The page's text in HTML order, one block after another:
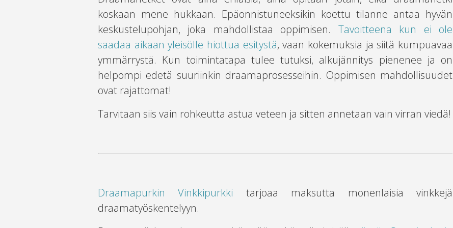
koskaan mene hukkaan. Epäonnistuneeksikin koettu tilanne antaa hyvän
keskustelupohjan, joka mahdollistaa oppimisen. Tavoitteena kun ei ole
saadaa aikaan yleisölle hiottua esitystä, vaan kokemuksia ja siitä kumpuavaa
ymmärrystä. Kun toimintatapa tulee tutuksi, alkujännitys pienenee ja on
helpompi edetä suuriinkin draamaprosesseihin. Oppimisen mahdollisuudet
ovat rajattomat!
Tarvitaan siis vain rohkeutta astua veteen ja sitten annetaan vain virran viedä!
Draamapurkin Vinkkipurkki tarjoaa maksutta monenlaisia vinkkejä
draamatyöskentelyyn.